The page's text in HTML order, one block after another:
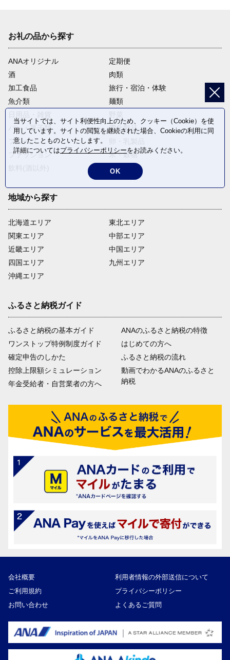
お礼の品から探す
ANAオリジナル
定期便
酒
肉類
加工食品
旅行・宿泊・体験
魚介類
麺類
パン・菓子類
電化製品
フルーツ
ファッション
米・穀物
返礼品なし
地域から探す
北海道エリア
関東エリア
近畿エリア
四国エリア
沖縄エリア
東北エリア
中部エリア
中国エリア
九州エリア
ふるさと納税ガイド
ふるさと納税の基本ガイド
ワンストップ特例制度ガイド
確定申告のしかた
控除上限額シミュレーション
年金受給者・自営業者の方へ
ANAのふるさと納税の特徴
はじめての方へ
ふるさと納税の流れ
動画でわかるANAのふるさと
納税
会社概要
利用者情報の外部送信について
ご利用規約
プライバシーポリシー
お問い合わせ
よくあるご質問
当サイトでは、サイト利便性向上のため、クッキー（Cookie）を使
用しています。サイトの閲覧を継続された場合、Cookieの利用に同
意したことものといたします。
詳細についてはプライバシーポリシーをお読みください。
OK